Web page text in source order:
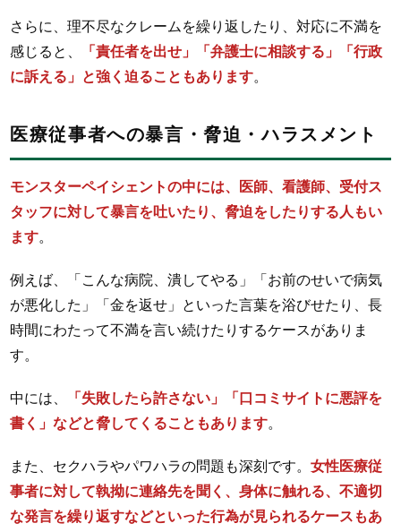
さらに、理不尽なクレームを繰り返したり、対応に不満を
感じると、
「責任者を出せ」「弁護士に相談する」「行政
に訴える」と強く迫ることもあります。
医療従事者への暴言・脅迫・ハラスメント
モンスターペイシェントの中には、医師、看護師、受付ス
タッフに対して暴言を吐いたり、脅迫をしたりする人もい
ます。
例えば、「こんな病院、潰してやる」「お前のせいで病気
が悪化した」「金を返せ」といった言葉を浴びせたり、長
時間にわたって不満を言い続けたりするケースがありま
す。
中には、
「失敗したら許さない」「口コミサイトに悪評を
書く」などと脅してくることもあります。
また、セクハラやパワハラの問題も深刻です。女性医療従
事者に対して執拗に連絡先を聞く、身体に触れる、不適切
な発言を繰り返すなどといった行為が見られるケースもあ